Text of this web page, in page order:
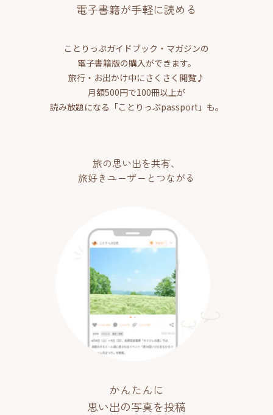
電子書籍が手軽に読める
ことりっぷガイドブック・マガジンの
電子書籍版の購入ができます。
旅行・お出かけ中にさくさく閲覧♪
月額500円で100冊以上が
読み放題になる「ことりっぷpassport」も。
旅の思い出を共有、
旅好きユーザーとつながる
かんたんに
思い出の写真を投稿